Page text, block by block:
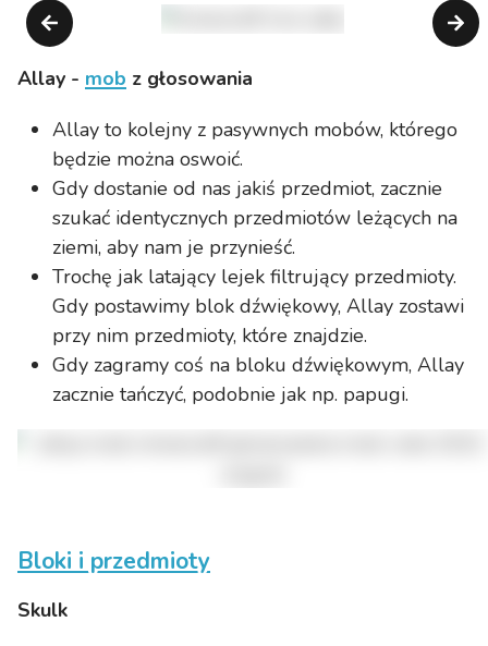
Allay - mob z głosowania
Allay to kolejny z pasywnych mobów, którego
będzie można oswoić.
Gdy dostanie od nas jakiś przedmiot, zacznie
szukać identycznych przedmiotów leżących na
ziemi, aby nam je przynieść.
Trochę jak latający lejek filtrujący przedmioty.
Gdy postawimy blok dźwiękowy, Allay zostawi
przy nim przedmioty, które znajdzie.
Gdy zagramy coś na bloku dźwiękowym, Allay
zacznie tańczyć, podobnie jak np. papugi.
Bloki i przedmioty
Skulk